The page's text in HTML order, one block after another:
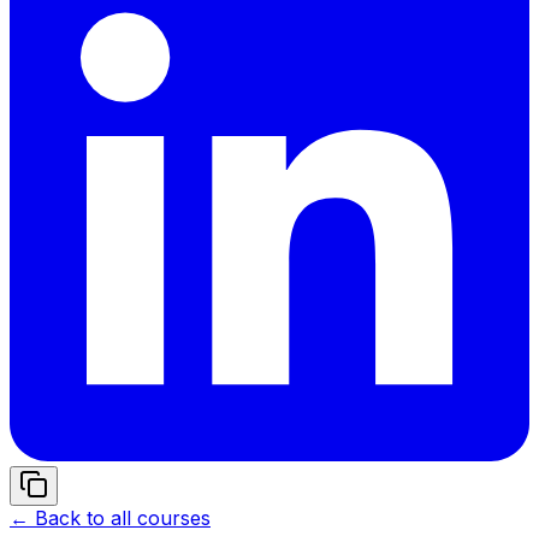
← Back to all courses